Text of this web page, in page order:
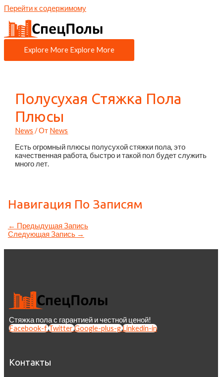
Перейти к содержимому
Explore More Explore More
Полусухая Стяжка Пола
Плюсы
News / От News
Есть огромный плюсы полусухой стяжки пола, это
качественная работа, быстро и такой пол будет служить
много лет.
Навигация По Записям
← Предыдущая Запись
Следующая Запись →
Стяжка пола с гарантией и честной ценой!
Facebook-fTwitterGoogle-plus-gLinkedin-in
Контакты